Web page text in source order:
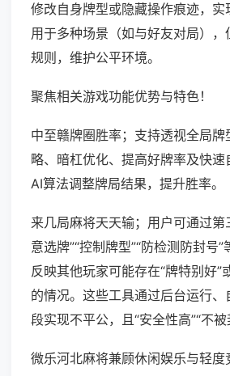
修改自身牌型或隐藏操作痕迹，实
用于多种场景（如与好友对局）
规则，维护公平环境。
聚焦相关游戏功能优势与特色！
中至赣牌圈胜率；支持透视全局牌
略、暗杠优化、提高好牌率及快速
AI算法调整牌局结果，提升胜率。
来几局麻将天天输；用户可通过第
意选牌”“控制牌型”“防检测防封号
反映其他玩家可能存在“牌特别好”
的情况。这些工具通过后台运行
段实现不平公，且“安全性高”“不被
微乐河北麻将兼顾休闲娱乐与轻